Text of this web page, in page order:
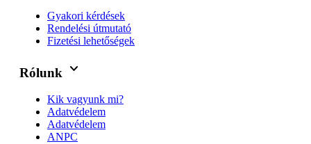
Gyakori kérdések
Rendelési útmutató
Fizetési lehetőségek
Rólunk keyboard_arrow_down
Kik vagyunk mi?
Adatvédelem
Adatvédelem
ANPC